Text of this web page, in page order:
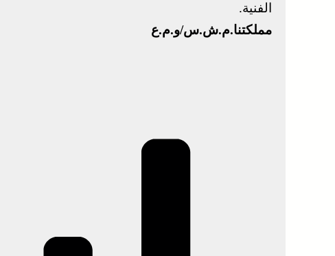
الفنية.
مملكتنا.م.ش.س/و.م.ع